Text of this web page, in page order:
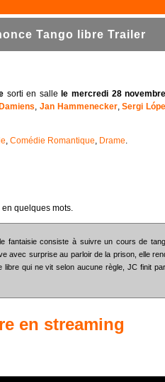
Tango libre Trailer
sorti en salle le mercredi 28
, Jan Hammenecker,Sergi
, Comédie Romantique, Drame.
en quelques mots.
fantaisie consiste à suivre un cours de
avec surprise au parloir de la prison, elle
qui ne vit selon aucune règle, JC finit
en streaming